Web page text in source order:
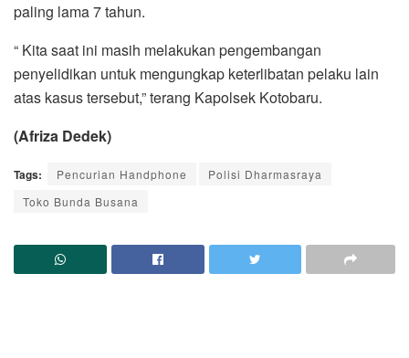
paling lama 7 tahun.
“ Kita saat ini masih melakukan pengembangan
penyelidikan untuk mengungkap keterlibatan pelaku lain
atas kasus tersebut,” terang Kapolsek Kotobaru.
(Afriza Dedek)
Tags: Pencurian Handphone
Polisi Dharmasraya
Toko Bunda Busana